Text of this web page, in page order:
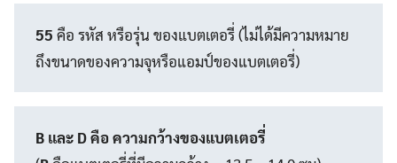
55 คือ รหัส หรือรุ่น ของแบตเตอรี่ (ไม่ได้มีความหมาย
ถึงขนาดของความจุหรือแอมป์ของแบตเตอรี่)
B และ Dคือ ความกว้างของแบตเตอรี่